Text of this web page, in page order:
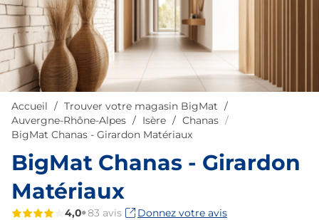
Accueil
Trouver votre magasin BigMat
Auvergne-Rhône-Alpes
Isère
Chanas
BigMat Chanas - Girardon Matériaux
BigMat Chanas - Girardon
Matériaux
4,0 83 avis
Donnez votre avis